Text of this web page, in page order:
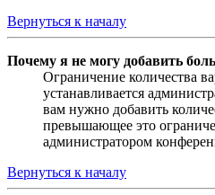
Вернуться к началу
Почему я не могу добавить
Ограничение количества
устанавливается
вам нужно добавить
превышающее это
администратором
Вернуться к началу